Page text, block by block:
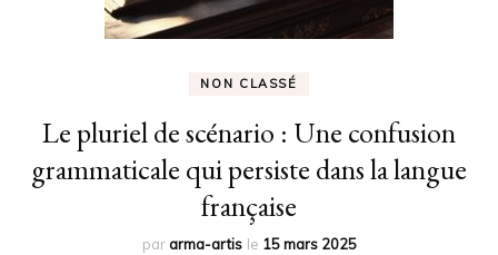
NON CLASSÉ
Le pluriel de scénario : Une confusion
grammaticale qui persiste dans la langue
française
pararma-artis le 15 mars 2025